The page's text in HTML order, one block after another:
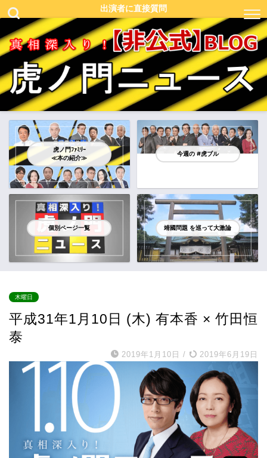
出演者に直接質問
虎ノ門ﾌｧﾐﾘｰ
≪本の紹介≫
今週の #虎ブル
個別ページ一覧 靖國問題 を巡って大激論
木曜日
平成31年1月10日 (木) 有本香 × 竹田恒
泰
2019年1月10日 / 2019年6月19日